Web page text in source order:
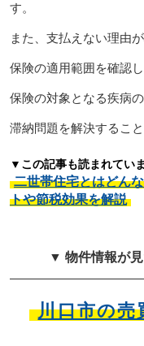
す。
また、支払えない理由
保険の適用範囲を確認し
保険の対象となる疾病
滞納問題を解決すること
▼この記事も読まれてい
二世帯住宅とはどん
トや節税効果を解説
▼ 物件情報が
川口市の売